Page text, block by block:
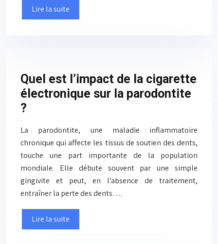
Lire la suite
Quel est l’impact de la cigarette
électronique sur la parodontite
?
La parodontite, une maladie inflammatoire
chronique qui affecte les tissus de soutien des dents,
touche une part importante de la population
mondiale. Elle débute souvent par une simple
gingivite et peut, en l’absence de traitement,
entraîner la perte des dents….
Lire la suite